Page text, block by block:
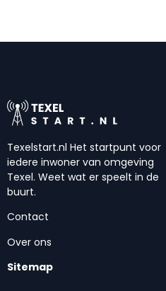
Texelstart.nl Het startpunt voor
iedere inwoner van omgeving
Texel. Weet wat er speelt in de
buurt.
Contact
Over ons
Sitemap